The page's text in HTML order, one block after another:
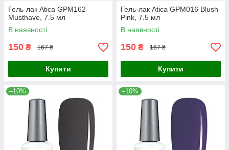
Гель-лак Atica GPM162
Musthave, 7.5 мл
В наявності
150 ₴ 167 ₴
Купити
Гель-лак Atica GPM016 Blush
Pink, 7.5 мл
В наявності
150 ₴ 167 ₴
Купити
–10% –10%